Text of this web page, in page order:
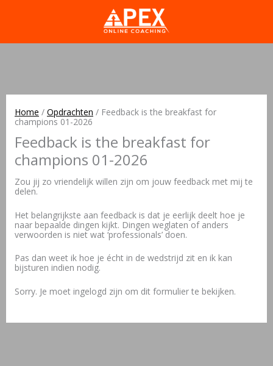
Home / Opdrachten / Feedback is the breakfast for
champions 01-2026
Feedback is the breakfast for
champions 01-2026
Zou jij zo vriendelijk willen zijn om jouw feedback met mij te
delen.
Het belangrijkste aan feedback is dat je eerlijk deelt hoe je
naar bepaalde dingen kijkt. Dingen weglaten of anders
verwoorden is niet wat ‘professionals’ doen.
Pas dan weet ik hoe je écht in de wedstrijd zit en ik kan
bijsturen indien nodig.
Sorry. Je moet ingelogd zijn om dit formulier te bekijken.